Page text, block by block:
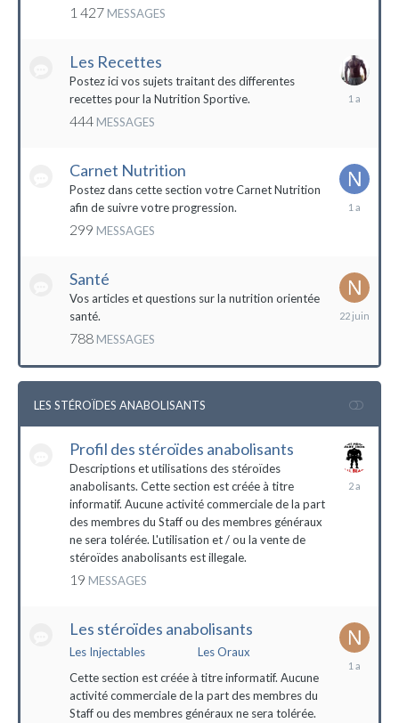
1 427 MESSAGES
Les Recettes
Postez ici vos sujets traitant des differentes
recettes pour la Nutrition Sportive.
444 MESSAGES
Carnet Nutrition
Postez dans cette section votre Carnet Nutrition
afin de suivre votre progression.
299 MESSAGES
13
Santé
Vos articles et questions sur la nutrition orientée
santé.
788 MESSAGES
22
LES STÉROÏDES ANABOLISANTS
Profil des stéroïdes anabolisants
Descriptions et utilisations des stéroïdes
anabolisants. Cette section est créée à titre
informatif. Aucune activité commerciale de la part
des membres du Staff ou des membres généraux
ne sera tolérée. L'utilisation et / ou la vente de
stéroïdes anabolisants est illegale.
19 MESSAGES
26
Les stéroïdes anabolisants
Les Injectables
Les Oraux
Cette section est créée à titre informatif. Aucune
activité commerciale de la part des membres du
Staff ou des membres généraux ne sera tolérée.